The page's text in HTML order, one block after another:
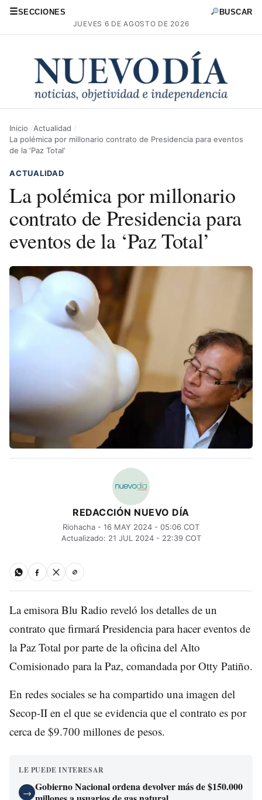
☰SECCIONES
JUEVES 6 DE AGOSTO DE 2026
BUSCAR
Inicio
Actualidad
La polémica por millonario contrato de Presidencia para eventos
de la ‘Paz Total’
ACTUALIDAD
La polémica por millonario
contrato de Presidencia para
eventos de la ‘Paz Total’
REDACCIÓN NUEVO DÍA
Riohacha - 16 MAY 2024 - 05:06 COT
Actualizado: 21 JUL 2024 - 22:39 COT
La emisora Blu Radio reveló los detalles de un
contrato que firmará Presidencia para hacer eventos de
la Paz Total por parte de la oficina del Alto
Comisionado para la Paz, comandada por Otty Patiño.
En redes sociales se ha compartido una imagen del
Secop-II en el que se evidencia que el contrato es por
cerca de $9.700 millones de pesos.
LE PUEDE INTERESAR
→ Gobierno Nacional ordena devolver más de $150.000